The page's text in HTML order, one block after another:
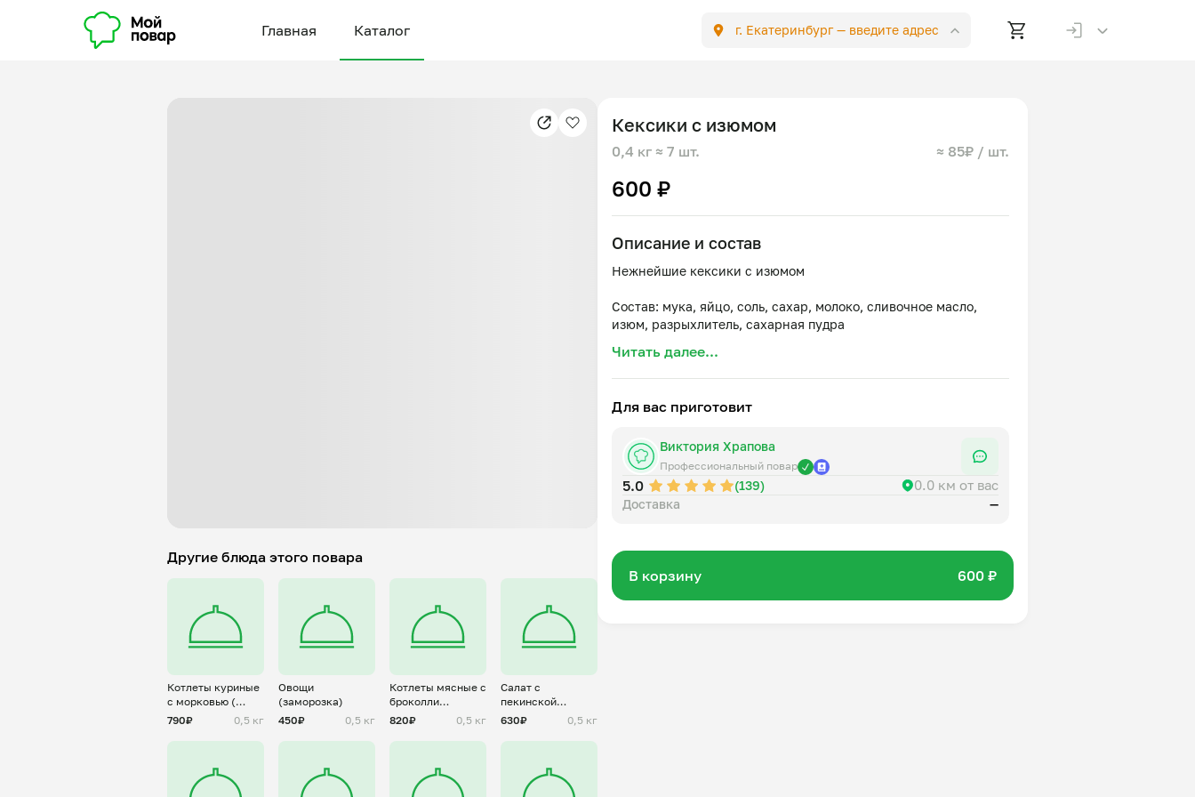
Главная Каталог г. Екатеринбург — введите адрес
Другие блюда этого повара
Котлеты куриные
с морковью (
заморозка)
790₽ 0,5 кг
Овощи
(заморозка)
450₽
0,5 кг
Котлеты мясные с
броколли
(заморозка)
820₽ 0,5 кг
Салат с
пекинской
капустой и
630₽ 0,5 кг
Кексики с изюмом
0,4 кг ≈ 7 шт. ≈ 85₽ / шт.
600 ₽
Описание и состав
Нежнейшие кексики с изюмом
Состав: мука, яйцо, соль, сахар, молоко, сливочное масло,
Читать далее...
Для вас приготовит
Виктория Храпова
Профессиональный повар
5.0 (139) 0.0 км от вас
Доставка —
В корзину 600 ₽